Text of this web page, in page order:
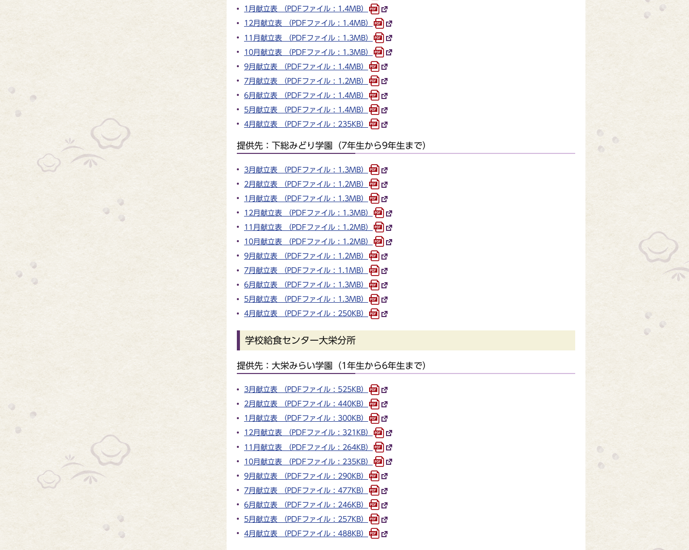
1月献立表 （PDFファイル : 1.4MB）
12月献立表 （PDFファイル : 1.4MB）
11月献立表 （PDFファイル : 1.3MB）
10月献立表 （PDFファイル : 1.3MB）
9月献立表 （PDFファイル : 1.4MB）
7月献立表 （PDFファイル : 1.2MB）
6月献立表 （PDFファイル : 1.4MB）
5月献立表 （PDFファイル : 1.4MB）
4月献立表 （PDFファイル : 235KB）
提供先：下総みどり学園（7年生から9年生まで）
3月献立表 （PDFファイル : 1.3MB）
2月献立表 （PDFファイル : 1.2MB）
1月献立表 （PDFファイル : 1.3MB）
12月献立表 （PDFファイル : 1.3MB）
11月献立表 （PDFファイル : 1.2MB）
10月献立表 （PDFファイル : 1.2MB）
9月献立表 （PDFファイル : 1.2MB）
7月献立表 （PDFファイル : 1.1MB）
6月献立表 （PDFファイル : 1.3MB）
5月献立表 （PDFファイル : 1.3MB）
4月献立表 （PDFファイル : 250KB）
学校給食センター大栄分所
提供先：大栄みらい学園（1年生から6年生まで）
3月献立表 （PDFファイル : 525KB）
2月献立表 （PDFファイル : 440KB）
1月献立表 （PDFファイル : 300KB）
12月献立表 （PDFファイル : 321KB）
11月献立表 （PDFファイル : 264KB）
10月献立表 （PDFファイル : 235KB）
9月献立表 （PDFファイル : 290KB）
7月献立表 （PDFファイル : 477KB）
6月献立表 （PDFファイル : 246KB）
5月献立表 （PDFファイル : 257KB）
4月献立表 （PDFファイル : 488KB）